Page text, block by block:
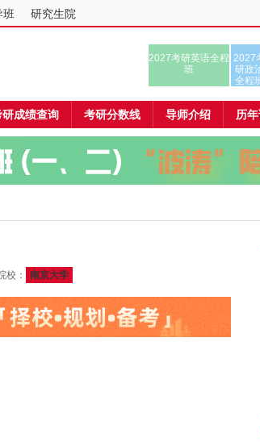
班 研究生院
2027考研英语全程
班
2027
研政
全程
研成绩查询 考研分数线 导师介绍 历
校： 南京大学